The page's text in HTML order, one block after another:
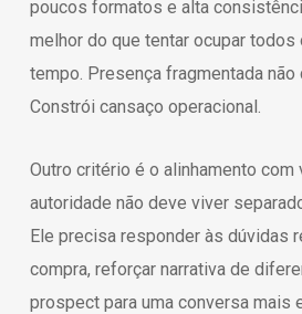
poucos formatos e alta
melhor do que tentar ocupar
tempo. Presença fragmentada
Constrói cansaço operacional.
Outro critério é o alinhamento com
autoridade não deve viver
Ele precisa responder às dúvidas
compra, reforçar narrativa de
prospect para uma conversa mais